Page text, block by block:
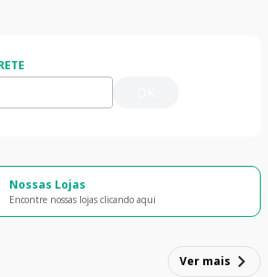
Nossas Lojas
Encontre nossas lojas clicando aqui
Ver mais